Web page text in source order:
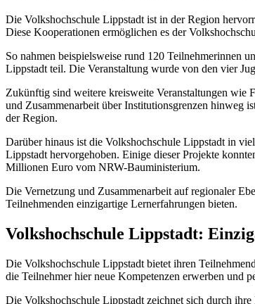
Die Volkshochschule Lippstadt ist in der Region
Diese Kooperationen ermöglichen es der
So nahmen beispielsweise rund 120 Teilnehmerinnen
Lippstadt teil. Die Veranstaltung wurde von den vier
Zukünftig sind weitere kreisweite Veranstaltungen wie
und Zusammenarbeit über Institutionsgrenzen hinweg
der Region.
Darüber hinaus ist die Volkshochschule Lippstadt in
Lippstadt hervorgehoben. Einige dieser Projekte
Millionen Euro vom NRW-Bauministerium.
Die Vernetzung und Zusammenarbeit auf regionaler
Teilnehmenden einzigartige Lernerfahrungen bieten.
Volkshochschule Lippstadt:
Die Volkshochschule Lippstadt bietet ihren
die Teilnehmer hier neue Kompetenzen erwerben und
Die Volkshochschule Lippstadt zeichnet sich durch